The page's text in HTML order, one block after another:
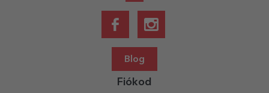
Blog
Fiókod